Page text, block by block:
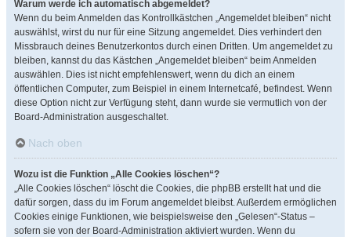
Warum werde ich automatisch abgemeldet?
Wenn du beim Anmelden das Kontrollkästchen „Angemeldet bleiben“ nicht
auswählst, wirst du nur für eine Sitzung angemeldet. Dies verhindert den
Missbrauch deines Benutzerkontos durch einen Dritten. Um angemeldet zu
bleiben, kannst du das Kästchen „Angemeldet bleiben“ beim Anmelden
auswählen. Dies ist nicht empfehlenswert, wenn du dich an einem
öffentlichen Computer, zum Beispiel in einem Internetcafé, befindest. Wenn
diese Option nicht zur Verfügung steht, dann wurde sie vermutlich von der
Board-Administration ausgeschaltet.
Nach oben
Wozu ist die Funktion „Alle Cookies löschen“?
„Alle Cookies löschen“ löscht die Cookies, die phpBB erstellt hat und die
dafür sorgen, dass du im Forum angemeldet bleibst. Außerdem ermöglichen
Cookies einige Funktionen, wie beispielsweise den „Gelesen“-Status –
sofern sie von der Board-Administration aktiviert wurden. Wenn du